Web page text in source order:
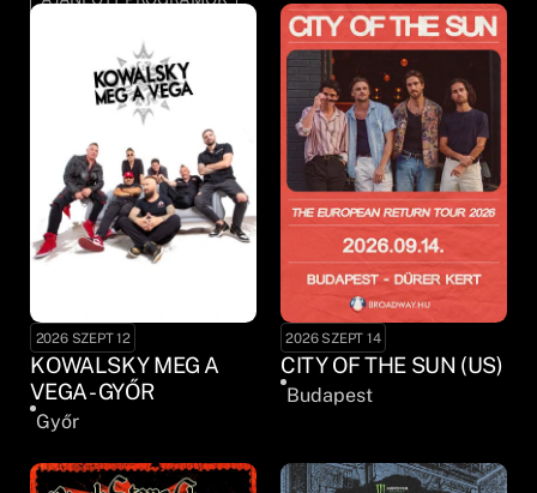
2026 SZEPT 12
KOWALSKY MEG A
VEGA - GYŐR
Győr
2026 SZEPT 14
CITY OF THE SUN (US)
Budapest